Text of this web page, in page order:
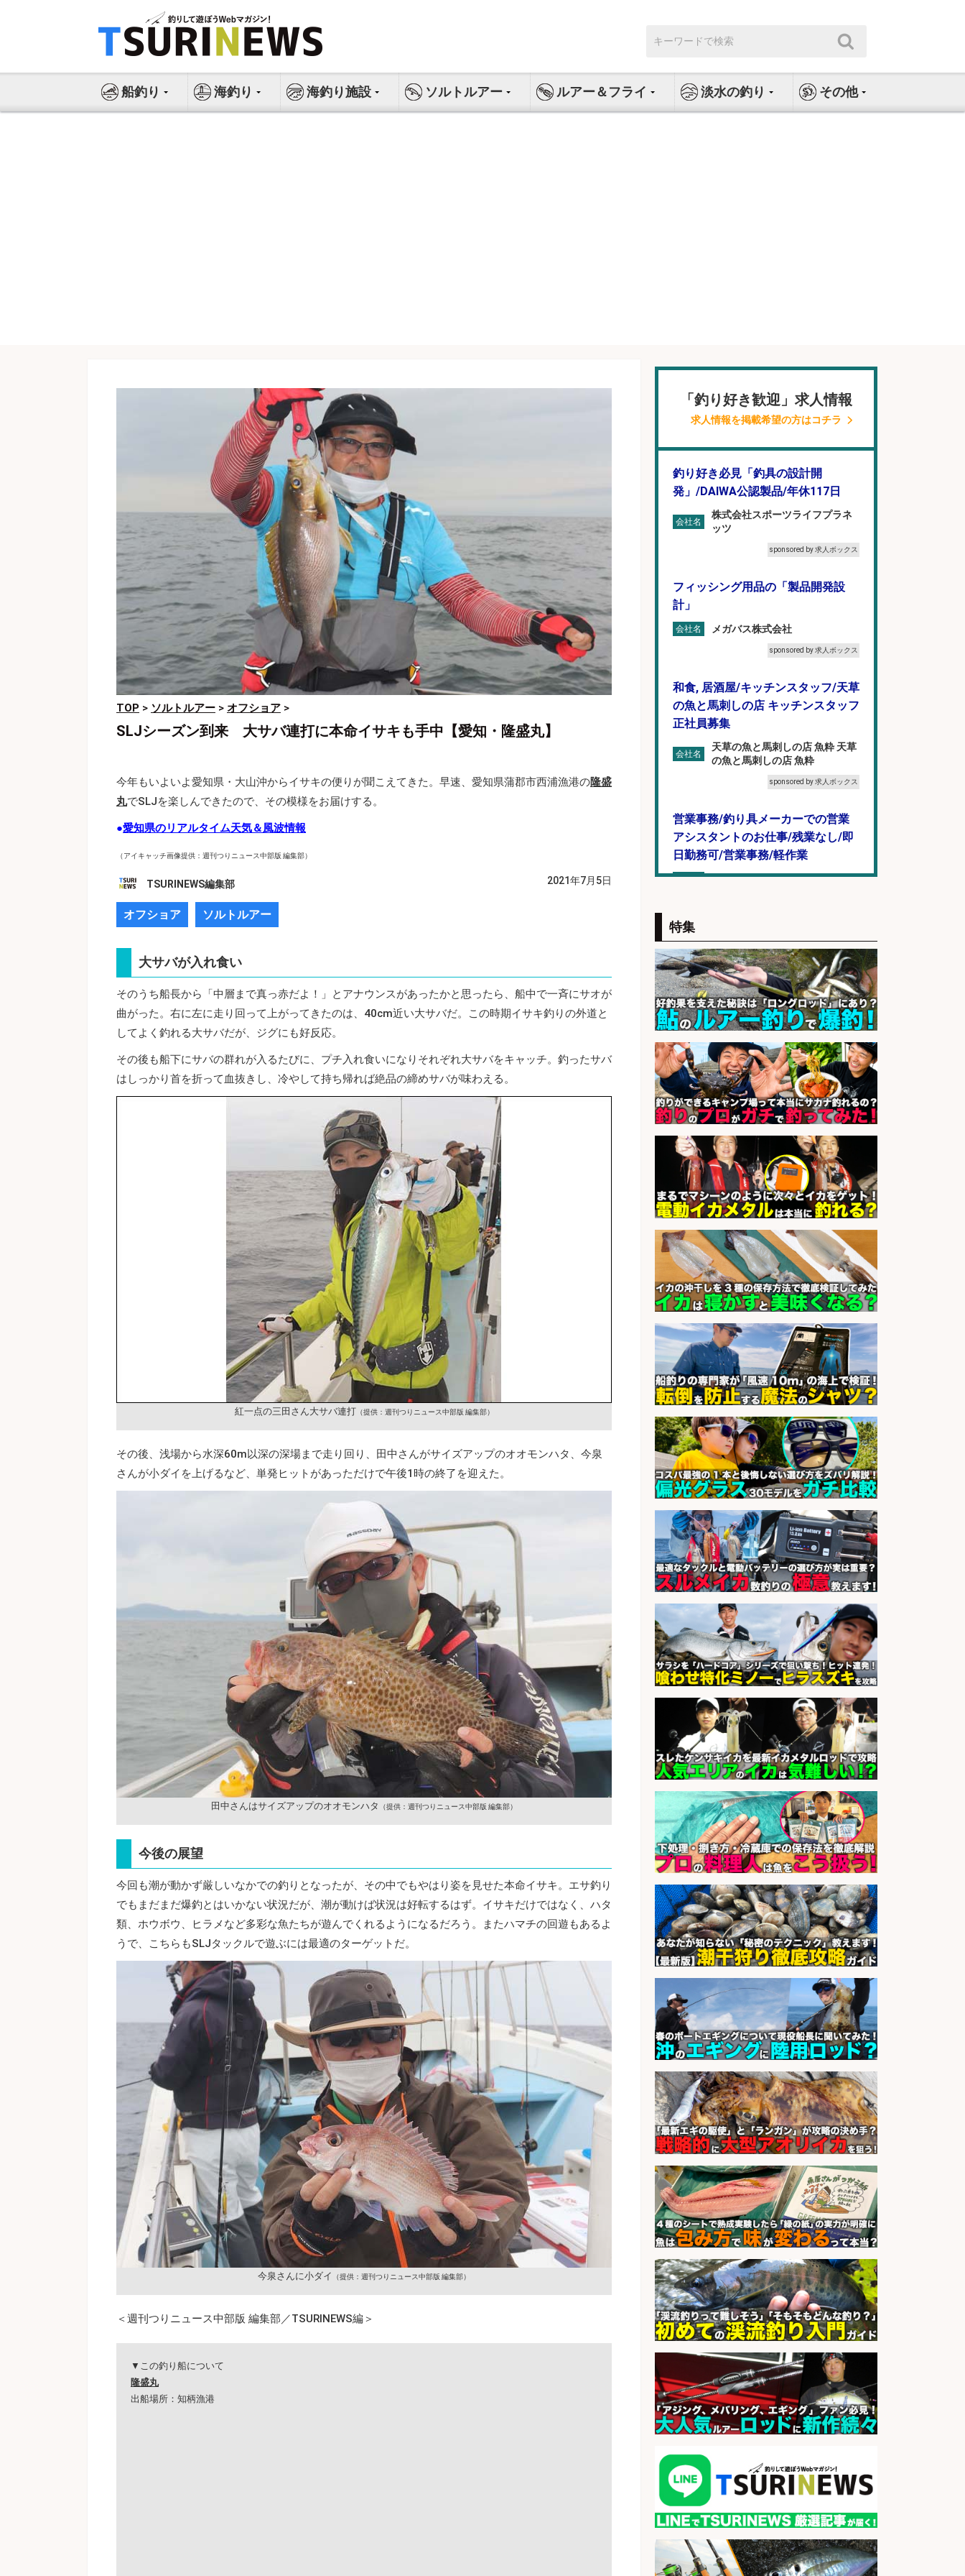
ス
索:
船釣り 海釣り 海釣り施設 ソルトルアー ルアー＆フライ 淡水の釣り その他
TOP > ソルトルアー > オフショア >
SLJシーズン到来 大サバ連打に本命イサキも手中【愛知・隆盛丸】
今年もいよいよ愛知県・大山沖からイサキの便りが聞こえてきた。早速、愛知県蒲郡市西浦漁港の隆盛
丸でSLJを楽しんできたので、その模様をお届けする。
●愛知県のリアルタイム天気＆風波情報
（アイキャッチ画像提供：週刊つりニュース中部版 編集部）
TSURINEWS編集部 2021年7月5日
オフショア ソルトルアー
大サバが入れ食い
そのうち船長から「中層まで真っ赤だよ！」とアナウンスがあったかと思ったら、船中で一斉にサオが
曲がった。右に左に走り回って上がってきたのは、40cm近い大サバだ。この時期イサキ釣りの外道と
してよく釣れる大サバだが、ジグにも好反応。
その後も船下にサバの群れが入るたびに、プチ入れ食いになりそれぞれ大サバをキャッチ。釣ったサバ
はしっかり首を折って血抜きし、冷やして持ち帰れば絶品の締めサバが味わえる。
紅一点の三田さん大サバ連打 （提供：週刊つりニュース中部版 編集部）
その後、浅場から水深60m以深の深場まで走り回り、田中さんがサイズアップのオオモンハタ、今泉
さんが小ダイを上げるなど、単発ヒットがあっただけで午後1時の終了を迎えた。
田中さんはサイズアップのオオモンハタ （提供：週刊つりニュース中部版 編集部）
今後の展望
今回も潮が動かず厳しいなかでの釣りとなったが、その中でもやはり姿を見せた本命イサキ。エサ釣り
でもまだまだ爆釣とはいかない状況だが、潮が動けば状況は好転するはず。イサキだけではなく、ハタ
類、ホウボウ、ヒラメなど多彩な魚たちが遊んでくれるようになるだろう。またハマチの回遊もあるよ
うで、こちらもSLJタックルで遊ぶには最適のターゲットだ。
今泉さんに小ダイ （提供：週刊つりニュース中部版 編集部）
＜週刊つりニュース中部版 編集部／TSURINEWS編＞
▼この釣り船について
隆盛丸
出船場所：知柄漁港
「釣り好き歓迎」求人情報
求人情報を掲載希望の方はコチラ
釣り好き必見「釣具の設計開
発」/DAIWA公認製品/年休117日
会社名
株式会社スポーツライフプラネ
ッツ
sponsored by 求人ボックス
フィッシング用品の「製品開発設
計」
会社名 メガバス株式会社
sponsored by 求人ボックス
和食, 居酒屋/キッチンスタッフ/天草
の魚と馬刺しの店 キッチンスタッフ
正社員募集
会社名
天草の魚と馬刺しの店 魚粋 天草
の魚と馬刺しの店 魚粋
sponsored by 求人ボックス
営業事務/釣り具メーカーでの営業
アシスタントのお仕事/残業なし/即
日勤務可/営業事務/軽作業
会社名 株式会社パソナ
和食, 居酒屋/調理見習い・調理補助/
新鮮な魚料理×おでんの和食居酒屋
の若手スタッフ
会社名 サカナのハチベエ 矢場町店
sponsored by 求人ボックス
魚の「バイヤー」貴方の目利きでヒ
ットを生む、裁量バイヤー募集
会社名 株式会社コムライン
sponsored by 求人ボックス
和食, 日本料理・懐石料理/店長・店
長候補/ライブ感が満載!魚の価値を
上げ、食とエンタメで地域を元気に!
店長候補募集
会社名
魚と肴 いとおかし 魚と肴 いとお
かし
sponsored by 求人ボックス
福岡「現場監督」/釣り好き歓迎/残
業10時間/経験者歓迎
会社名 広松久水産株式会社
sponsored by 求人ボックス
居酒屋/料理長・料理長候補/扱う魚
は鮮度抜群!大衆酒場で元気に働く料
理長候補を募集
会社名 アカマル屋鮮魚店 府中店
sponsored by 求人ボックス
居酒屋/キッチンスタッフ/扱う魚は
鮮度抜群!大衆酒場で元気に働くキッ
チンスタッフを募集
会社名 アカマル屋鮮魚店 府中店
sponsored by 求人ボックス
さらに求人情報を見る
特集